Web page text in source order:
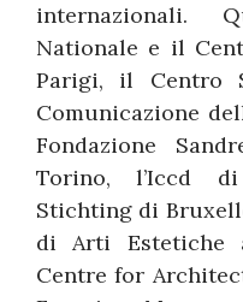
internazionali.
Nationale e il
Parigi, il Centro
Comunicazione
Fondazione
Torino, l’Iccd
Stichting di
di Arti Estetiche
Centre for